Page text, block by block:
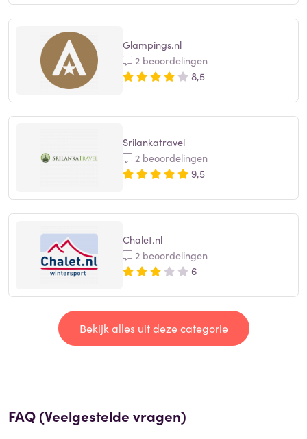
Glampings.nl
2 beoordelingen
8,5
Srilankatravel
2 beoordelingen
9,5
Chalet.nl
2 beoordelingen
6
Bekijk alles uit deze categorie
FAQ (Veelgestelde vragen)